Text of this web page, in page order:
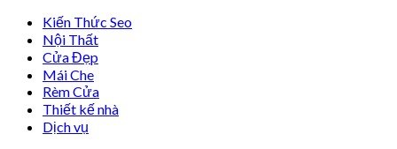
Kiến Thức Seo
Nội Thất
Cửa Đẹp
Mái Che
Rèm Cửa
Thiết kế nhà
Dịch vụ